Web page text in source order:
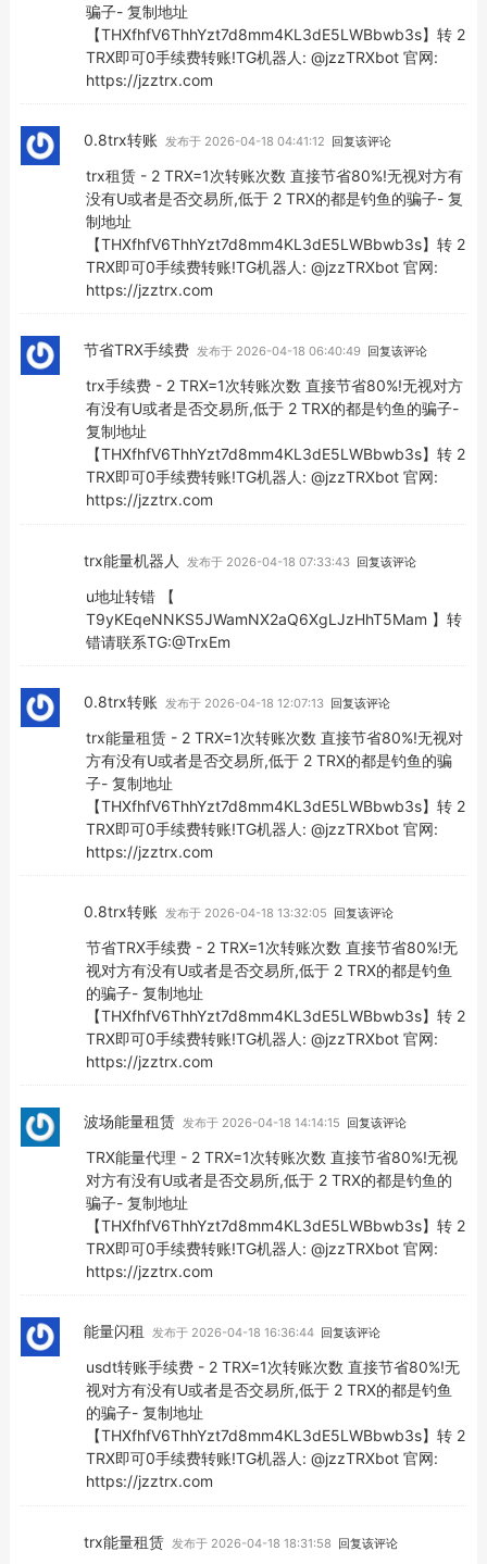
骗子- 复制地址
【THXfhfV6ThhYzt7d8mm4KL3dE5LWBbwb3s】转 2
TRX即可0手续费转账!TG机器人: @jzzTRXbot 官网:
https://jzztrx.com
0.8trx转账 发布于 2026-04-18 04:41:12 回复该评论
trx租赁 - 2 TRX=1次转账次数 直接节省80%!无视对方有
没有U或者是否交易所,低于 2 TRX的都是钓鱼的骗子- 复
制地址
【THXfhfV6ThhYzt7d8mm4KL3dE5LWBbwb3s】转 2
TRX即可0手续费转账!TG机器人: @jzzTRXbot 官网:
https://jzztrx.com
节省TRX手续费 发布于 2026-04-18 06:40:49 回复该评论
trx手续费 - 2 TRX=1次转账次数 直接节省80%!无视对方
有没有U或者是否交易所,低于 2 TRX的都是钓鱼的骗子-
复制地址
【THXfhfV6ThhYzt7d8mm4KL3dE5LWBbwb3s】转 2
TRX即可0手续费转账!TG机器人: @jzzTRXbot 官网:
https://jzztrx.com
trx能量机器人 发布于 2026-04-18 07:33:43 回复该评论
u地址转错 【
T9yKEqeNNKS5JWamNX2aQ6XgLJzHhT5Mam 】转
错请联系TG:@TrxEm
0.8trx转账 发布于 2026-04-18 12:07:13 回复该评论
trx能量租赁 - 2 TRX=1次转账次数 直接节省80%!无视对
方有没有U或者是否交易所,低于 2 TRX的都是钓鱼的骗
子- 复制地址
【THXfhfV6ThhYzt7d8mm4KL3dE5LWBbwb3s】转 2
TRX即可0手续费转账!TG机器人: @jzzTRXbot 官网:
https://jzztrx.com
0.8trx转账 发布于 2026-04-18 13:32:05 回复该评论
节省TRX手续费 - 2 TRX=1次转账次数 直接节省80%!无
视对方有没有U或者是否交易所,低于 2 TRX的都是钓鱼
的骗子- 复制地址
【THXfhfV6ThhYzt7d8mm4KL3dE5LWBbwb3s】转 2
TRX即可0手续费转账!TG机器人: @jzzTRXbot 官网:
https://jzztrx.com
波场能量租赁 发布于 2026-04-18 14:14:15 回复该评论
TRX能量代理 - 2 TRX=1次转账次数 直接节省80%!无视
对方有没有U或者是否交易所,低于 2 TRX的都是钓鱼的
骗子- 复制地址
【THXfhfV6ThhYzt7d8mm4KL3dE5LWBbwb3s】转 2
TRX即可0手续费转账!TG机器人: @jzzTRXbot 官网:
https://jzztrx.com
能量闪租 发布于 2026-04-18 16:36:44 回复该评论
usdt转账手续费 - 2 TRX=1次转账次数 直接节省80%!无
视对方有没有U或者是否交易所,低于 2 TRX的都是钓鱼
的骗子- 复制地址
【THXfhfV6ThhYzt7d8mm4KL3dE5LWBbwb3s】转 2
TRX即可0手续费转账!TG机器人: @jzzTRXbot 官网:
https://jzztrx.com
trx能量租赁 发布于 2026-04-18 18:31:58 回复该评论